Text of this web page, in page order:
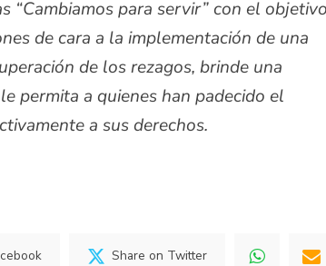
“Cambiamos para servir” con el objetivo
de cara a la implementación de una
de los rezagos, brinde una
permita a quienes han padecido el
a sus derechos.
Share on Twitter